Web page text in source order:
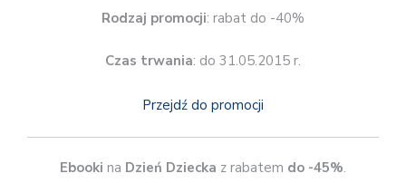
Rodzaj promocji: rabat do -40%
Czas trwania: do 31.05.2015 r.
Przejdź do promocji
Ebooki na Dzień Dziecka z rabatem do -45%.